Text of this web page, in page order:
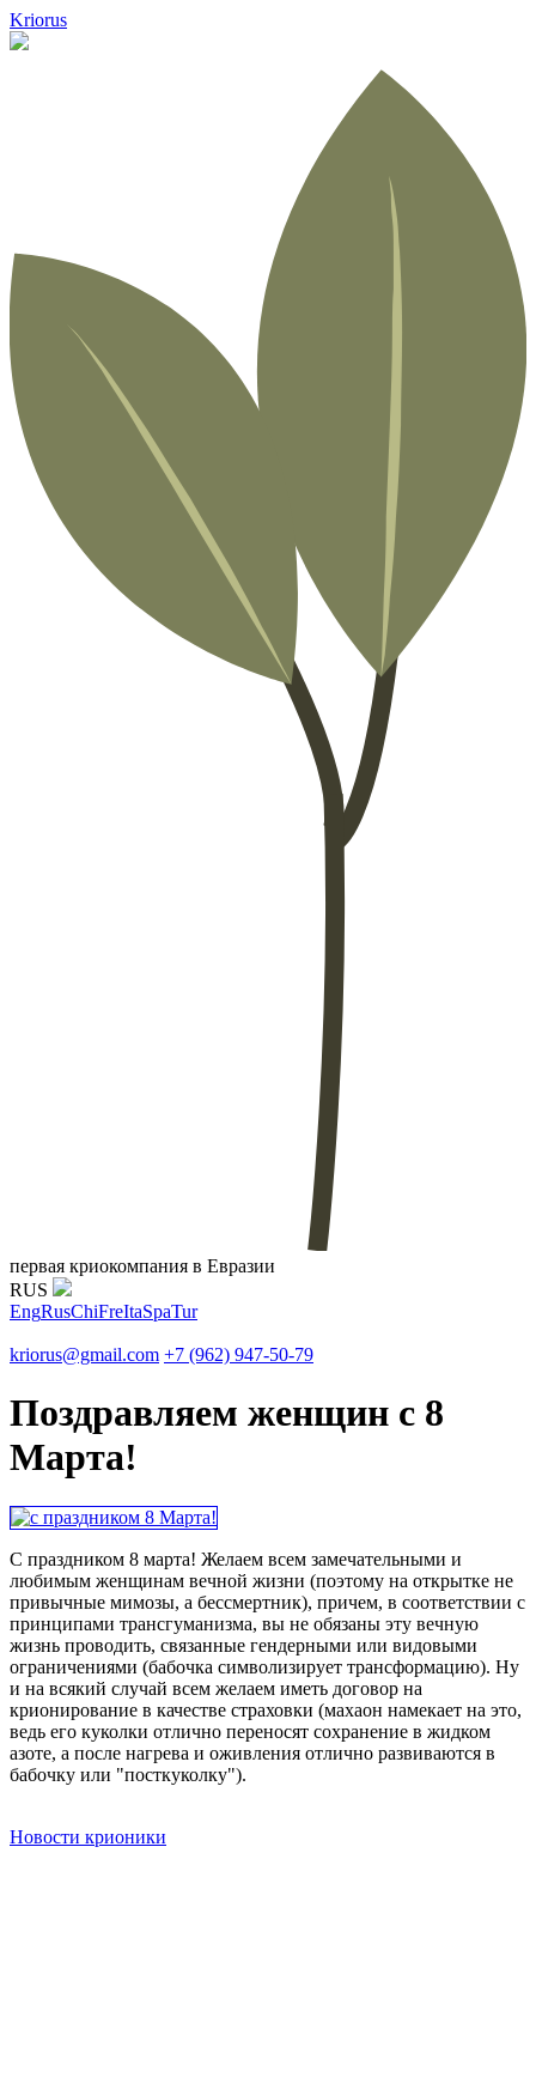
Kriorus
первая криокомпания в Евразии
RUS
EngRusChiFreItaSpaTur
kriorus@gmail.com +7 (962) 947-50-79
Поздравляем женщин с 8
Марта!
С праздником 8 марта! Желаем всем замечательными и
любимым женщинам вечной жизни (поэтому на открытке не
привычные мимозы, а бессмертник), причем, в соответствии с
принципами трансгуманизма, вы не обязаны эту вечную
жизнь проводить, связанные гендерными или видовыми
ограничениями (бабочка символизирует трансформацию). Ну
и на всякий случай всем желаем иметь договор на
крионирование в качестве страховки (махаон намекает на это,
ведь его куколки отлично переносят сохранение в жидком
азоте, а после нагрева и оживления отлично развиваются в
бабочку или "посткуколку").
Новости крионики